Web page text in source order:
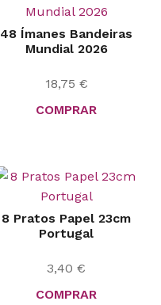
48 Ímanes Bandeiras
Mundial 2026
18,75 €
COMPRAR
8 Pratos Papel 23cm
Portugal
3,40 €
COMPRAR